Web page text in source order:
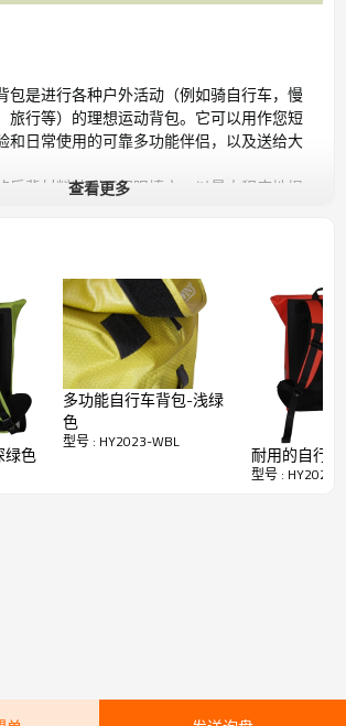
包是进行各种户外活动（例如骑自行车，慢
旅行等）的理想运动背包。它可以用作您短
和日常使用的可靠多功能伴侣，以及送给大
后背材料特别用网眼填充，以最大程度地提
存储系统：1个外部口袋，可容纳雨伞，手
需品； 1个带篮圈的隔间，外表胶带可轻松
带均带有反光徽标，以确保夜间安全。
裂材料制成，可提供最强的强度和持久的性
。使用寿命长。
RPET 600D PVC免费
查看更多
绿色
多功能自行车背包-浅绿
色
型号 : HY2023-WBL
耐用的自行
型号 : HY2023-